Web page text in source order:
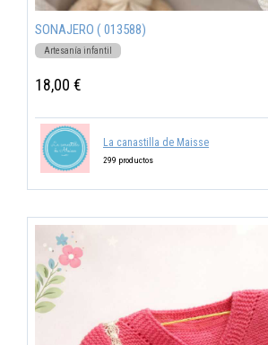
SONAJERO ( 013588)
Artesanía infantil
18,00 €
La canastilla de Maisse
299 productos